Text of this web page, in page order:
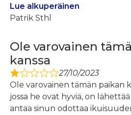
Lue alkuperäinen
Patrik Sthl
Ole varovainen
kanssa
27/10/2023
Ole varovainen tämän paikan
jossa he ovat hyviä, on
antaa sinun odottaa